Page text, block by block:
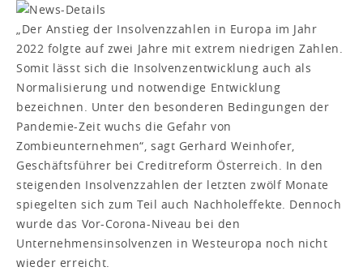
„Der Anstieg der Insolvenzzahlen in Europa im Jahr
2022 folgte auf zwei Jahre mit extrem niedrigen Zahlen.
Somit lässt sich die Insolvenzentwicklung auch als
Normalisierung und notwendige Entwicklung
bezeichnen. Unter den besonderen Bedingungen der
Pandemie-Zeit wuchs die Gefahr von
Zombieunternehmen“, sagt Gerhard Weinhofer,
Geschäftsführer bei Creditreform Österreich. In den
steigenden Insolvenzzahlen der letzten zwölf Monate
spiegelten sich zum Teil auch Nachholeffekte. Dennoch
wurde das Vor-Corona-Niveau bei den
Unternehmensinsolvenzen in Westeuropa noch nicht
wieder erreicht.